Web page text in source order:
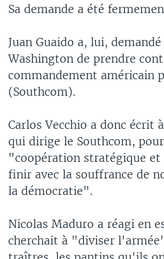
Sa demande a été
Juan Guaido a, lui,
Washington de prendre
commandement américain
(Southcom).
Carlos Vecchio a donc écrit
qui dirige le Southcom,
"coopération stratégique
finir avec la souffrance de
la démocratie".
Nicolas Maduro a réagi en
cherchait à "diviser